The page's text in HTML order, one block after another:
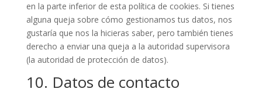
en la parte inferior de esta política de cookies. Si tienes
alguna queja sobre cómo gestionamos tus datos, nos
gustaría que nos la hicieras saber, pero también tienes
derecho a enviar una queja a la autoridad supervisora
(la autoridad de protección de datos).
10. Datos de contacto